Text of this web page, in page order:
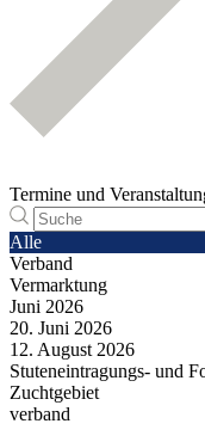
Termine und
Alle
Verband
Vermarktung
Juni 2026
20. Juni 2026
12. August 2026
Stuteneintragungs- und
Zuchtgebiet
verband